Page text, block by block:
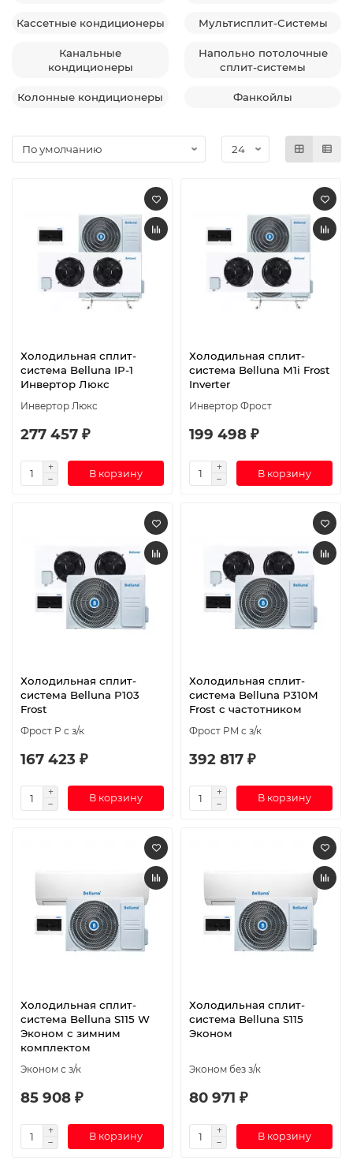
Кассетные кондиционеры Мультисплит-Системы
Канальные
кондиционеры
Напольно потолочные
сплит-системы
Колонные кондиционеры Фанкойлы
Холодильная сплит-
система Belluna IP-1
Инвертор Люкс
Инвертор Люкс
277 457 ₽
В корзину
Холодильная сплит-
система Belluna M1i Frost
Inverter
Инвертор Фрост
199 498 ₽
В корзину
Холодильная сплит-
система Belluna P103
Frost
Фрост P с з/к
167 423 ₽
В корзину
Холодильная сплит-
система Belluna P310M
Frost с частотником
Фрост PM с з/к
392 817 ₽
В корзину
Холодильная сплит-
система Belluna S115 W
Эконом с зимним
комплектом
Эконом с з/к
85 908 ₽
В корзину
Холодильная сплит-
система Belluna S115
Эконом
Эконом без з/к
80 971 ₽
В корзину